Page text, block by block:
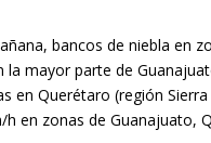
bancos de niebla en
mayor parte de
en Querétaro (región
en zonas de Guanajuato,